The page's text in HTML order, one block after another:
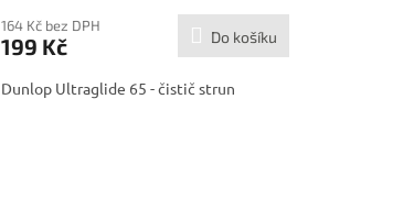
164 Kč bez DPH
199 Kč Do košíku
Dunlop Ultraglide 65 - čistič strun